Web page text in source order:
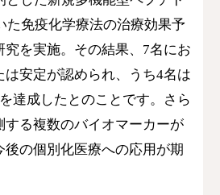
た免疫化学療法の治療効果予
究を実施。その結果、7名にお
は安定が認められ、うち4名は
達成したとのことです。さら
する複数のバイオマーカーが
後の個別化医療への応用が期